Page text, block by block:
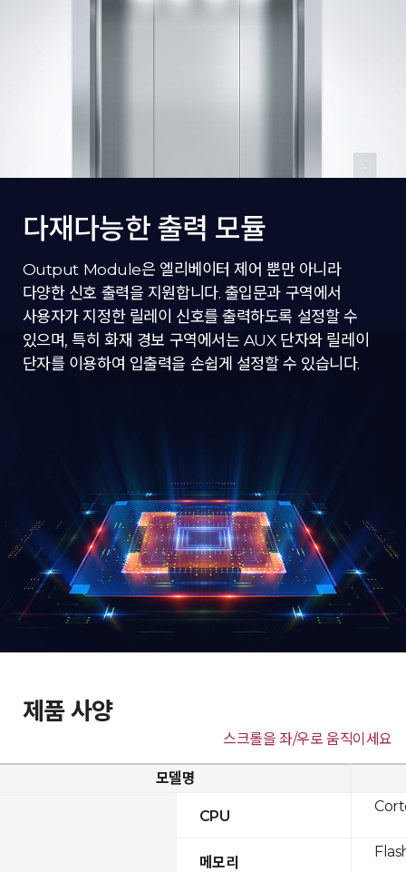
다재다능한 출력 모듈
Output Module은 엘리베이터 제어 뿐만 아니라
다양한 신호 출력을 지원합니다. 출입문과 구역에서
사용자가 지정한 릴레이 신호를 출력하도록 설정할 수
있으며, 특히 화재 경보 구역에서는 AUX 단자와 릴레이
단자를 이용하여 입출력을 손쉽게 설정할 수 있습니다.
제품 사양
스크롤을 좌/우로 움직이세요
모델명
CPU
메모리